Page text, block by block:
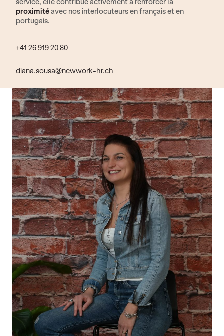
service, elle contribue activement à renforcer la
proximitéavec nos interlocuteurs en français et en
portugais.
+41 26 919 20 80
diana.sousa@newwork-hr.ch